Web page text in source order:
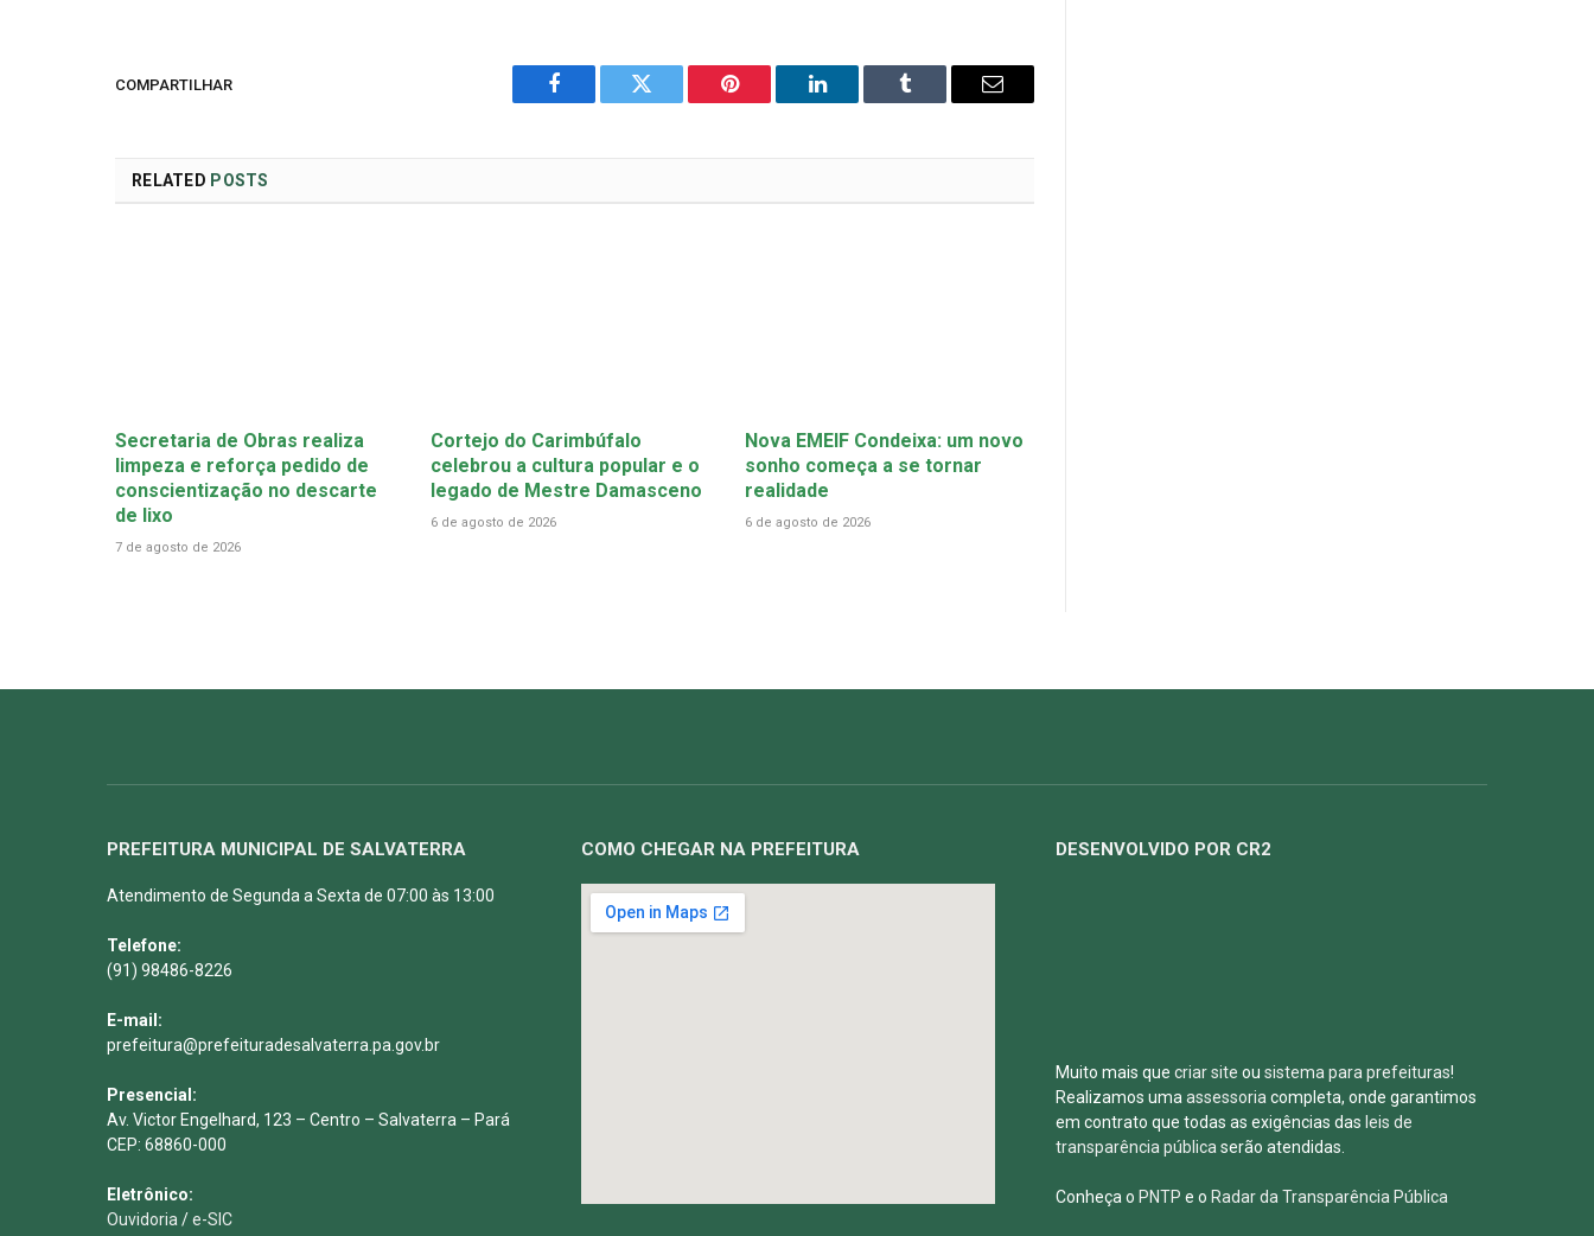
COMPARTILHAR
Facebook Twitter Pinterest LinkedIn Tumblr Email
RELATED POSTS
Secretaria de Obras realiza
limpeza e reforça pedido de
conscientização no descarte
de lixo
7 de agosto de 2026
Cortejo do Carimbúfalo
celebrou a cultura popular e o
legado de Mestre Damasceno
6 de agosto de 2026
Nova EMEIF Condeixa: um novo
sonho começa a se tornar
realidade
6 de agosto de 2026
PREFEITURA MUNICIPAL DE SALVATERRA
Atendimento de Segunda a Sexta de 07:00 às 13:00
Telefone:
(91) 98486-8226
E-mail:
prefeitura@prefeituradesalvaterra.pa.gov.br
Presencial:
Av. Victor Engelhard, 123 – Centro – Salvaterra – Pará
CEP: 68860-000
Eletrônico:
Ouvidoria/e-SIC
COMO CHEGAR NA PREFEITURA DESENVOLVIDO POR CR2
Muito mais que criar site ou sistema para prefeituras!
Realizamos umaassessoriacompleta, onde garantimos
em contrato que todas as exigências das leis de
transparência públicaserão atendidas.
Conheça o PNTP e o Radar da Transparência Pública